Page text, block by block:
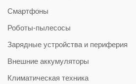
Смартфоны
Роботы-пылесосы
Зарядные устройства и периферия
Внешние аккумуляторы
Климатическая техника